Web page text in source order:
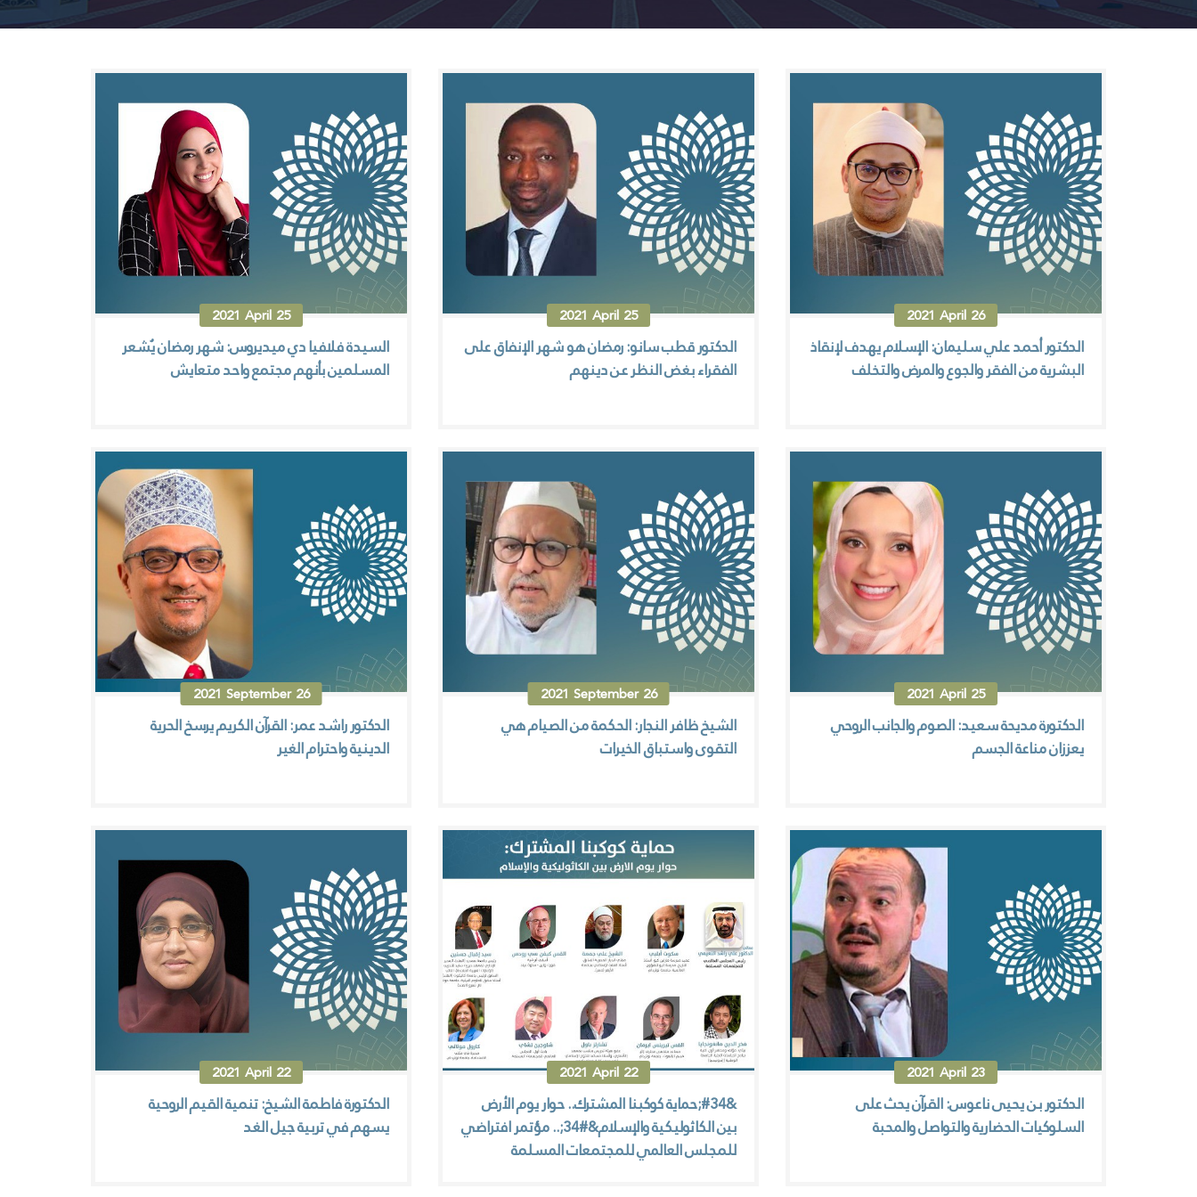
26
April
2021
الدكتور أحمد علي سليمان: الإسلام يهدف لإنقاذ
البشرية من الفقر والجوع والمرض والتخلف
25
April
2021
الدكتور قطب سانو: رمضان هو شهر الإنفاق على
الفقراء بغض النظر عن دينهم
25
April
2021
السيدة فلافيا دي ميديروس: شهر رمضان يُشعر
المسلمين بأنهم مجتمع واحد متعايش
25
April
2021
الدكتورة مديحة سعيد: الصوم والجانب الروحي
يعززان مناعة الجسم
26
September
2021
الشيخ ظافر النجار: الحكمة من الصيام هي
التقوى واستباق الخيرات
26
September
2021
الدكتور راشد عمر: القرآن الكريم يرسخ الحرية
الدينية واحترام الغير
23
April
2021
الدكتور بن يحيى ناعوس: القرآن يحث على
السلوكيات الحضارية والتواصل والمحبة
22
April
2021
&#34;حماية كوكبنا المشترك.. حوار يوم الأرض
بين الكاثوليكية والإسلام&#34;.. مؤتمر افتراضي
للمجلس العالمي للمجتمعات المسلمة
22
April
2021
الدكتورة فاطمة الشيخ: تنمية القيم الروحية
يسهم في تربية جيل الغد